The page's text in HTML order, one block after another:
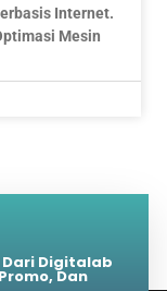
Internet.
Mesin
Digitalab
Dan